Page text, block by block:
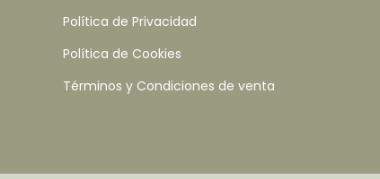
Política de Privacidad
Política de Cookies
Términos y Condiciones de venta